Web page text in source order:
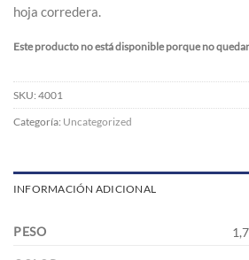
hoja corredera.
Este producto no está disponible porque no
SKU: 4001
Categoría: Uncategorized
INFORMACIÓN ADICIONAL
PESO